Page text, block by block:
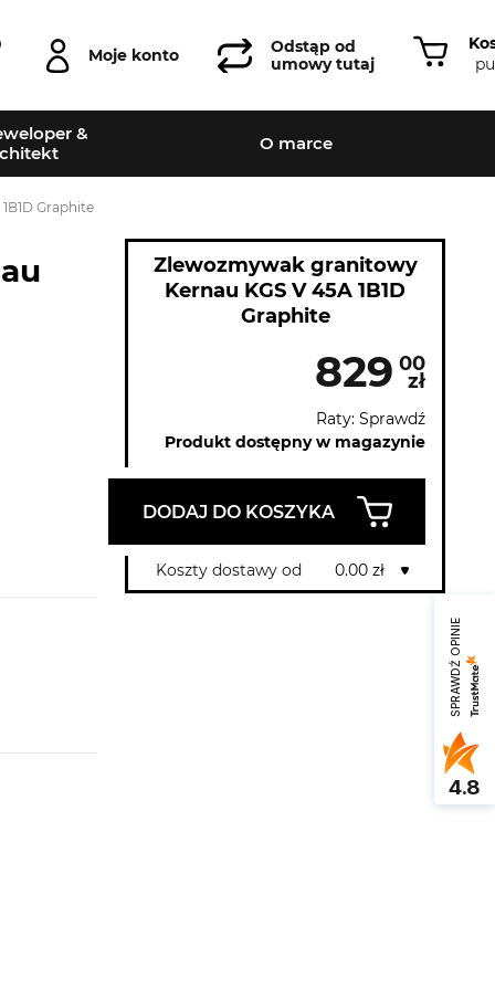
Moje konto
Odstąp od
umowy tutaj
&
O marce
Graphite
Zlewozmywak granitowy
Kernau KGS V 45A 1B1D
Graphite
829 00
zł
Raty: Sprawdź
Produkt dostępny w magazynie
DODAJ DO KOSZYKA
Koszty dostawy od 0.00 zł
SPRAWDŹ OPINIE
4.8